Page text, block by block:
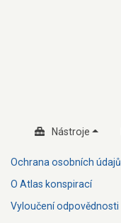
Nástroje
Ochrana osobních údajů
O Atlas konspirací
Vyloučení odpovědnosti